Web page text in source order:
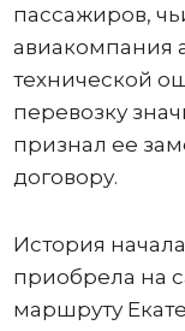
пассажиров,
авиакомпания
технической
перевозку
признал ее
договору.
История
приобрела на
маршруту